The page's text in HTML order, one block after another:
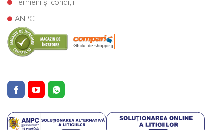
Termeni și condiții
ANPC